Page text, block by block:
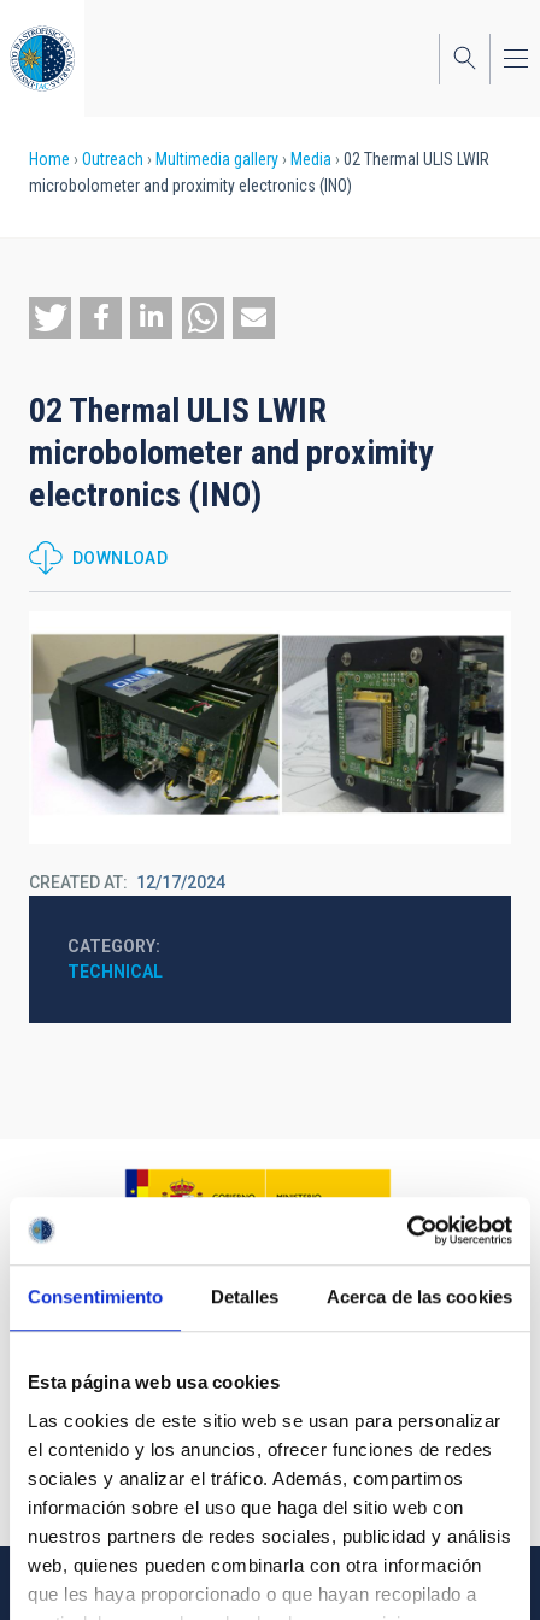
Consentimiento Detalles Acerca de las cookies
Esta página web usa cookies
Las cookies de este sitio web se usan para personalizar
el contenido y los anuncios, ofrecer funciones de redes
sociales y analizar el tráfico. Además, compartimos
información sobre el uso que haga del sitio web con
nuestros partners de redes sociales, publicidad y análisis
web, quienes pueden combinarla con otra información
que les haya proporcionado o que hayan recopilado a
to
main
content
Breadcrumb
Home Outreach Multimedia gallery Media
02 Thermal ULIS LWIR
microbolometer and proximity electronics (INO)
02 Thermal ULIS LWIR
microbolometer and proximity
electronics (INO)
DOWNLOAD
CREATED AT 12/17/2024
CATEGORY
TECHNICAL